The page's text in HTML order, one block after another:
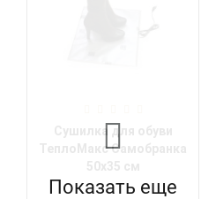
ТеплоМакс Самобранка
Показать еще